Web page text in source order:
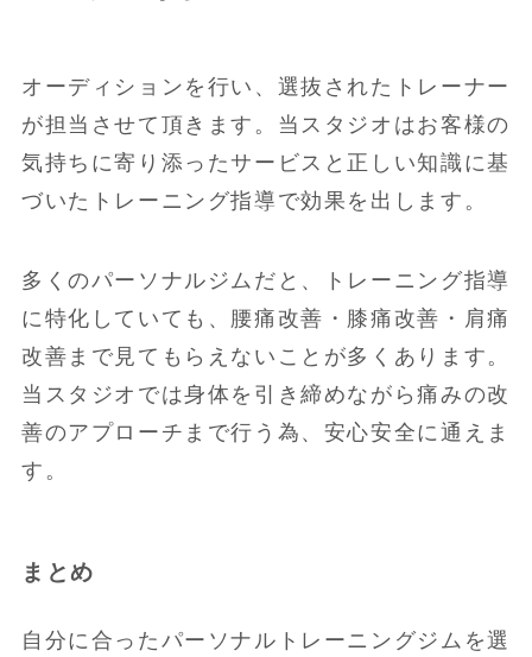
オーディションを行い、選抜されたトレーナー
が担当させて頂きます。当スタジオはお客様の
気持ちに寄り添ったサービスと正しい知識に基
づいたトレーニング指導で効果を出します。
多くのパーソナルジムだと、トレーニング指導
に特化していても、腰痛改善・膝痛改善・肩痛
改善まで見てもらえないことが多くあります。
当スタジオでは身体を引き締めながら痛みの改
善のアプローチまで行う為、安心安全に通えま
す。
まとめ
自分に合ったパーソナルトレーニングジムを選